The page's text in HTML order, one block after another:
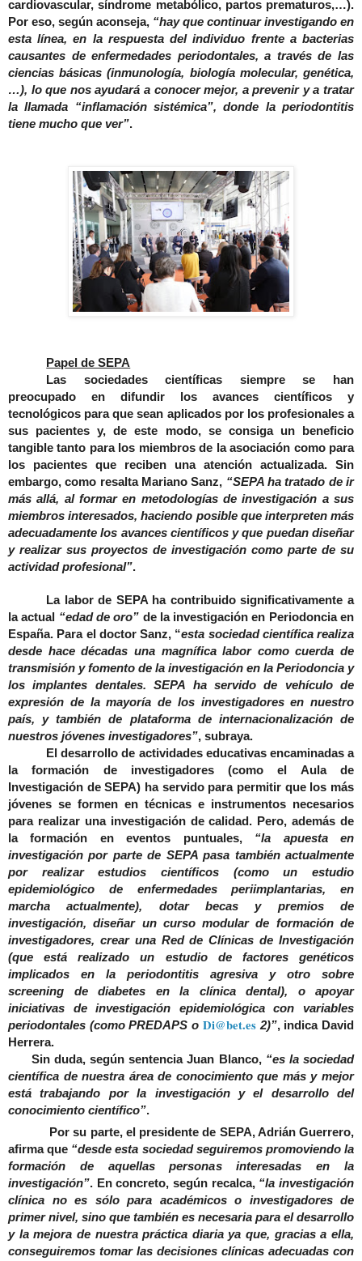
cardiovascular, síndrome metabólico, partos prematuros,…).
Por eso, según aconseja, “hay que continuar investigando en
esta línea, en la respuesta del individuo frente a bacterias
causantes de enfermedades periodontales, a través de las
ciencias básicas (inmunología, biología molecular, genética,
…), lo que nos ayudará a conocer mejor, a prevenir y a tratar
la llamada “inflamación sistémica”, donde la periodontitis
tiene mucho que ver”.
Papel de SEPA
Las sociedades científicas siempre se han
preocupado en difundir los avances científicos y
tecnológicos para que sean aplicados por los profesionales a
sus pacientes y, de este modo, se consiga un beneficio
tangible tanto para los miembros de la asociación como para
los pacientes que reciben una atención actualizada. Sin
embargo, como resalta Mariano Sanz, “SEPA ha tratado de ir
más allá, al formar en metodologías de investigación a sus
miembros interesados, haciendo posible que interpreten más
adecuadamente los avances científicos y que puedan diseñar
y realizar sus proyectos de investigación como parte de su
actividad profesional”.
La labor de SEPA ha contribuido significativamente a
la actual “edad de oro” de la investigación en Periodoncia en
España. Para el doctor Sanz, “esta sociedad científica realiza
desde hace décadas una magnífica labor como cuerda de
transmisión y fomento de la investigación en la Periodoncia y
los implantes dentales. SEPA ha servido de vehículo de
expresión de la mayoría de los investigadores en nuestro
país, y también de plataforma de internacionalización de
nuestros jóvenes investigadores”, subraya.
El desarrollo de actividades educativas encaminadas a
la formación de investigadores (como el Aula de
Investigación de SEPA) ha servido para permitir que los más
jóvenes se formen en técnicas e instrumentos necesarios
para realizar una investigación de calidad. Pero, además de
la formación en eventos puntuales, “la apuesta en
investigación por parte de SEPA pasa también actualmente
por realizar estudios científicos (como un estudio
epidemiológico de enfermedades periimplantarias, en
marcha actualmente), dotar becas y premios de
investigación, diseñar un curso modular de formación de
investigadores, crear una Red de Clínicas de Investigación
(que está realizado un estudio de factores genéticos
implicados en la periodontitis agresiva y otro sobre
screening de diabetes en la clínica dental), o apoyar
iniciativas de investigación epidemiológica con variables
periodontales (como PREDAPS o Di@bet.es2)”, indica David
Herrera.
Sin duda, según sentencia Juan Blanco,“es la sociedad
científica de nuestra área de conocimiento que más y mejor
está trabajando por la investigación y el desarrollo del
conocimiento científico”.
Por su parte, el presidente de SEPA, Adrián Guerrero,
afirma que “desde esta sociedad seguiremos promoviendo la
formación de aquellas personas interesadas en la
investigación”. En concreto, según recalca, “la investigación
clínica no es sólo para académicos o investigadores de
primer nivel, sino que también es necesaria para el desarrollo
y la mejora de nuestra práctica diaria ya que, gracias a ella,
conseguiremos tomar las decisiones clínicas adecuadas con